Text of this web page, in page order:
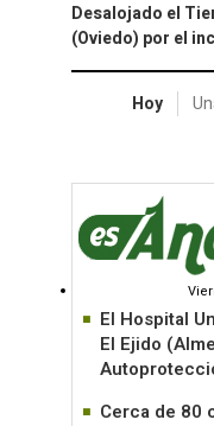
Desalojado el
(Oviedo) por el
Hoy
El Hospital
El Ejido
Cerca de 80